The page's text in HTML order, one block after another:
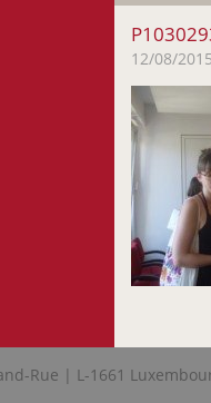
12/08/2015
Rue | L-1661